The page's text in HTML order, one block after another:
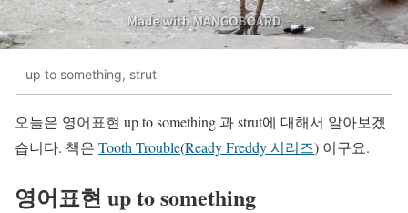
up to something, strut
오늘은 영어표현 up to something 과 strut에 대해서 알아보겠
습니다. 책은 Tooth Trouble(Ready Freddy 시리즈) 이구요.
영어표현 up to something